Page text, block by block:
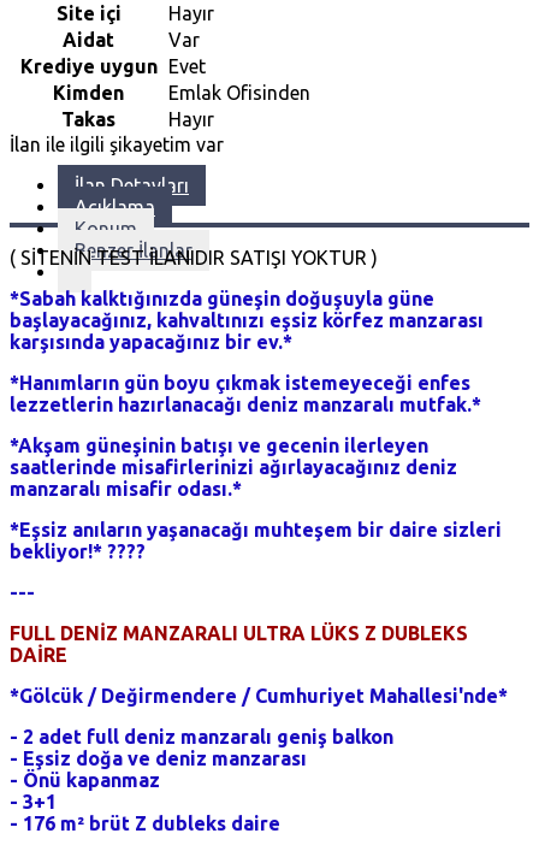
Site içi
Hayır
Aidat
Var
Krediye uygun Evet
Kimden
Emlak Ofisinden
Takas
Hayır
İlan ile ilgili şikayetim var
İlan Detayları
Açıklama
Konum
Benzer İlanlar
( SİTENİN TEST İLANIDIR SATIŞI YOKTUR )
*Sabah kalktığınızda güneşin doğuşuyla güne
başlayacağınız, kahvaltınızı eşsiz körfez manzarası
karşısında yapacağınız bir ev.*
*Hanımların gün boyu çıkmak istemeyeceği enfes
lezzetlerin hazırlanacağı deniz manzaralı mutfak.*
*Akşam güneşinin batışı ve gecenin ilerleyen
saatlerinde misafirlerinizi ağırlayacağınız deniz
manzaralı misafir odası.*
*Eşsiz anıların yaşanacağı muhteşem bir daire sizleri
bekliyor!* ????
---
FULL DENİZ MANZARALI ULTRA LÜKS Z DUBLEKS
DAİRE
*Gölcük / Değirmendere / Cumhuriyet Mahallesi'nde*
- 2 adet full deniz manzaralı geniş balkon
- Eşsiz doğa ve deniz manzarası
- Önü kapanmaz
- 3+1
- 176 m² brüt Z dubleks daire